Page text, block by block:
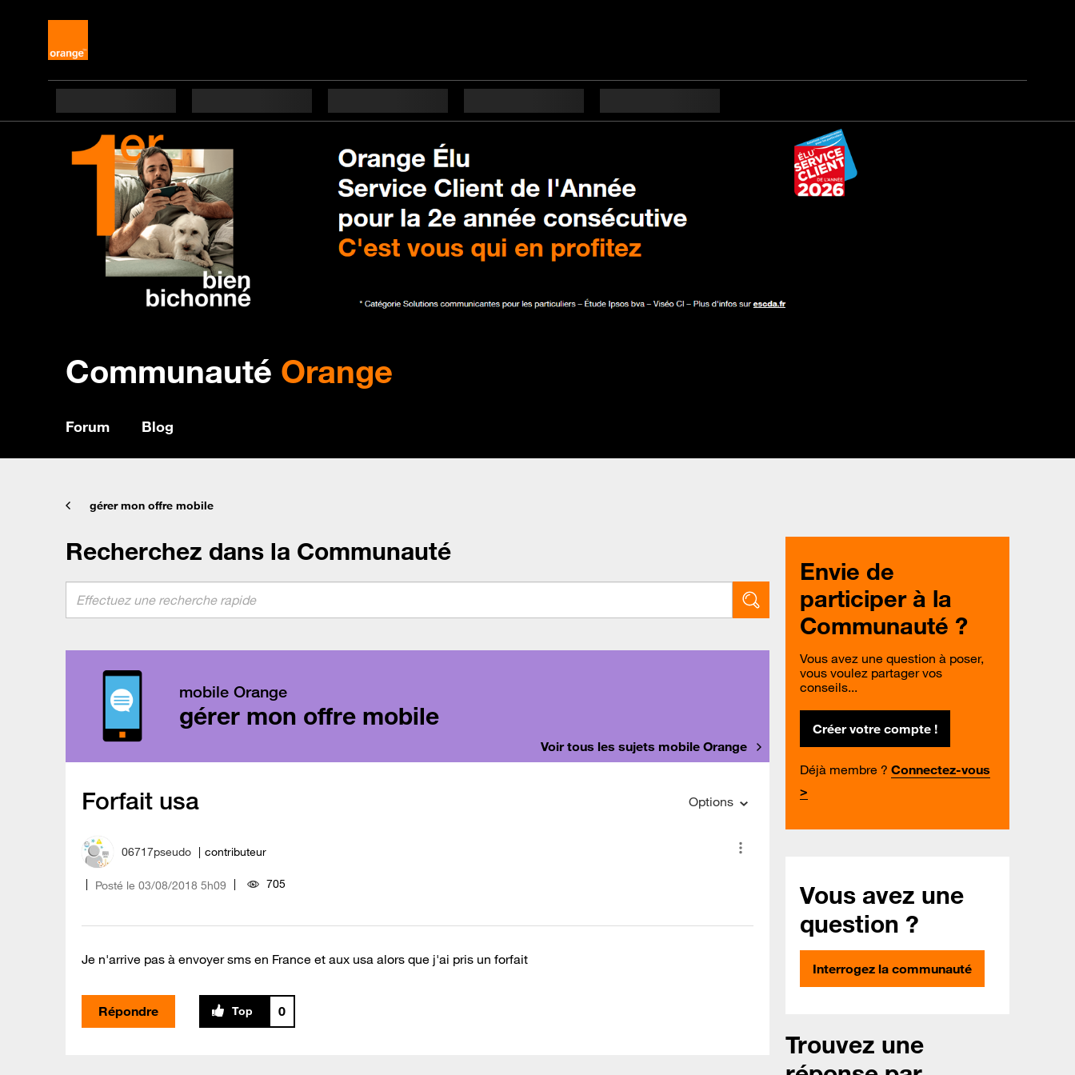
Communauté Orange
Forum Blog
gérer mon offre mobile
Recherchez dans la Communauté
mobile Orange
gérer mon offre mobile
Voir tous les sujets mobile Orange
Forfait usa Options
06717pseudo contributeur
Posté le ‎03/08/2018 5h09 705
Je n'arrive pas à envoyer sms en France et aux usa alors que j'ai pris un forfait
Répondre 0
Envie de
participer à la
Communauté ?
Vous avez une question à poser,
vous voulez partager vos
conseils...
Créer votre compte !
Déjà membre ? Connectez-vous
>
Vous avez une
question ?
Interrogez la communauté
Trouvez une